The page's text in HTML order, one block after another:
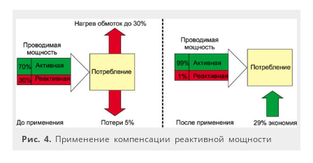
Рис. 4. Применение компенсации реактивной мощности